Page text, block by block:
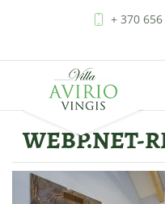
+ 370
WEBP.NET-